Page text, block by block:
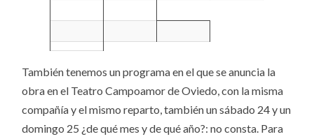
También tenemos un programa en el que se anuncia la
obra en el Teatro Campoamor de Oviedo, con la misma
compañía y el mismo reparto, también un sábado 24 y un
domingo 25 ¿de qué mes y de qué año?: no consta. Para